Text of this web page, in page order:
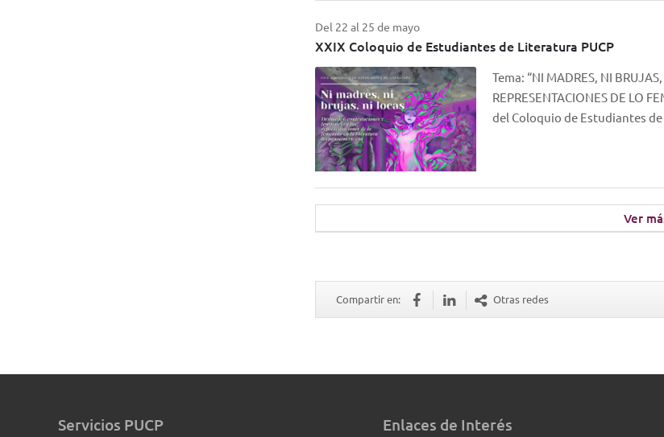
Del 22 al 25 de mayo
XXIX Coloquio de Estudiantes de Literatura PUCP
Tema: “NI MADRES, NI
REPRESENTACIONES DE LO
del Coloquio de Estudiantes
Ver
Compartir en: Otras redes
Servicios PUCP Enlaces de Interés